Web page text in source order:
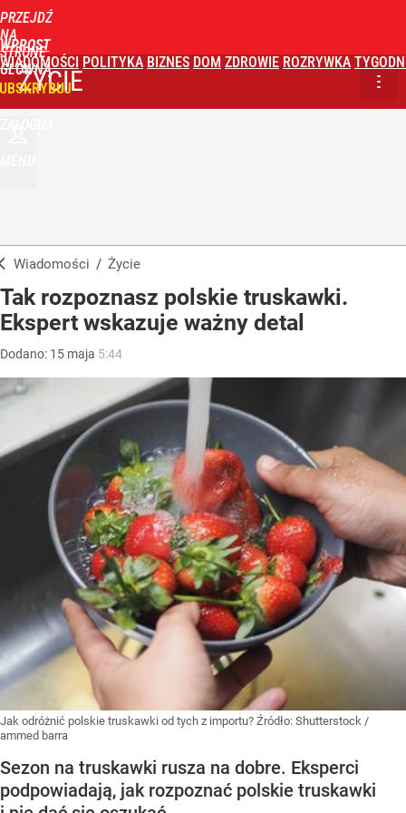
PRZEJDŹ
NA
STRONĘ
GŁÓWNĄ
WPROST
WIADOMOŚCI POLITYKA BIZNES DOM ZDROWIE ROZRYWKA
ŻYCIE
Wiadomości / Życie
Tak rozpoznasz polskie truskawki.
Ekspert wskazuje ważny detal
Dodano: 15 maja 5:44
Jak odróżnić polskie truskawki od tych z importu? Źródło: Shutterstock /
ammed barra
Sezon na truskawki rusza na dobre. Eksperci
podpowiadają, jak rozpoznać polskie truskawki